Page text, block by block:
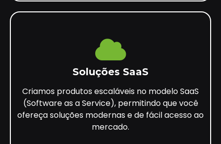
Soluções SaaS
Criamos produtos escaláveis no modelo SaaS
(Software as a Service), permitindo que você
ofereça soluções modernas e de fácil acesso ao
mercado.